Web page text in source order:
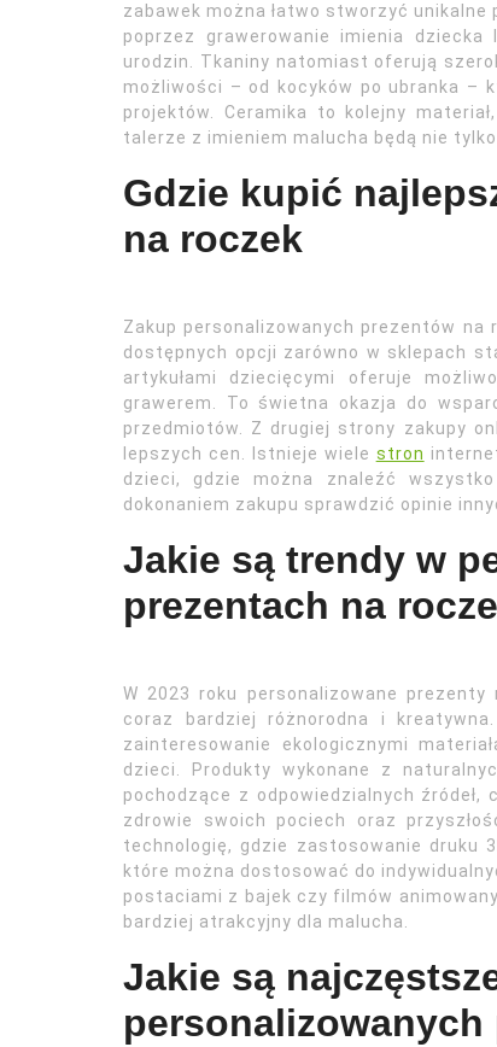
zabawek można łatwo stworzyć unikalne
poprzez grawerowanie imienia dziecka
urodzin. Tkaniny natomiast oferują
możliwości – od kocyków po ubranka –
projektów. Ceramika to kolejny
talerze z imieniem malucha będą nie
Gdzie kupić
na roczek
Zakup personalizowanych prezentów
dostępnych opcji zarówno w sklepach
artykułami dziecięcymi oferuje
grawerem. To świetna okazja do
przedmiotów. Z drugiej strony zakupy
lepszych cen. Istnieje wiele stron
dzieci, gdzie można znaleźć
dokonaniem zakupu sprawdzić opinie
Jakie są trendy w
prezentach na
W 2023 roku personalizowane
coraz bardziej różnorodna i
zainteresowanie ekologicznymi
dzieci. Produkty wykonane z
pochodzące z odpowiedzialnych
zdrowie swoich pociech oraz
technologię, gdzie zastosowanie druku
które można dostosować do
postaciami z bajek czy filmów
bardziej atrakcyjny dla malucha.
Jakie są
personalizowanych